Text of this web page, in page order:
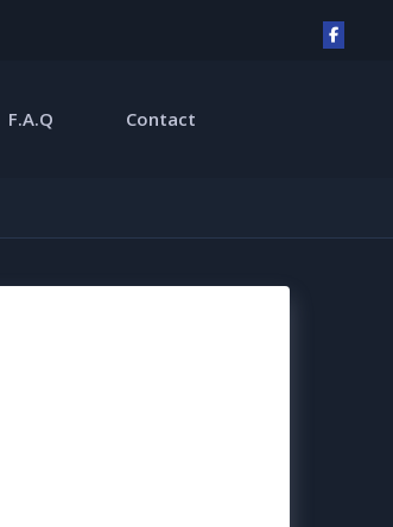
F.A.Q Contact